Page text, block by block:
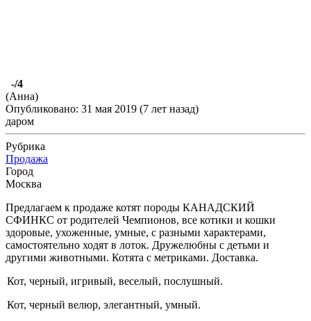
-/4
(Анна)
Опубликовано: 31 мая 2019 (7 лет назад)
даром
Рубрика
Продажа
Город
Москва
Предлагаем к продаже котят породы КАНАДСКИЙ
СФИНКС от родителей Чемпионов, все котики и кошки
здоровые, ухоженные, умные, с разными характерами,
самостоятельно ходят в лоток. Дружелюбны с детьми и
другими животными. Котята с метриками. Доставка.
Кот, черный, игривый, веселый, послушный.
Кот, черный велюр, элегантный, умный.